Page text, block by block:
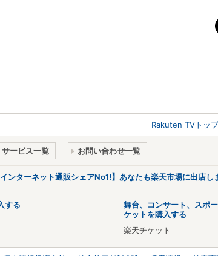
Rakuten TVトッ
サービス一覧 お問い合わせ一覧
インターネット通販シェアNo1!】あなたも楽天市場に出店
する
舞台、コンサート、スポ
ケットを購入する
楽天チケット